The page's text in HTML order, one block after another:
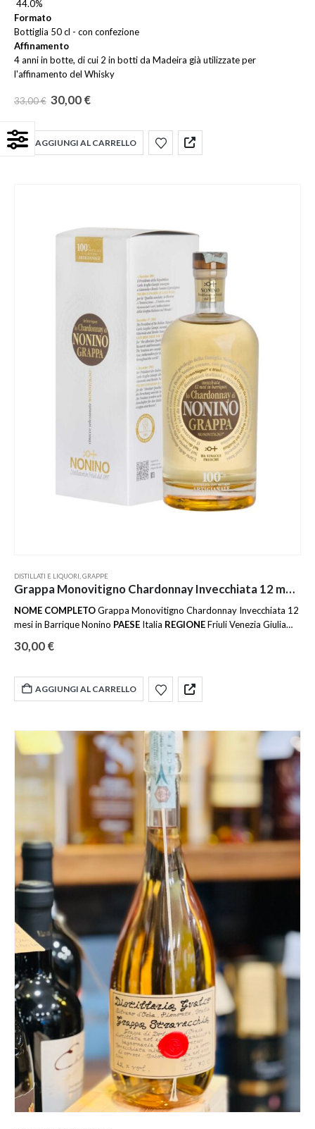
44.0%
Formato
Bottiglia 50 cl - con confezione
Affinamento
4 anni in botte, di cui 2 in botti da Madeira già utilizzate per
l'affinamento del Whisky
33,00€ 30,00 €
AGGIUNGI AL CARRELLO
DISTILLATI E LIQUORI GRAPPE
Grappa Monovitigno Chardonnay Invecchiata 12 mesi in Barrique Nonino
NOME COMPLETOGrappa Monovitigno Chardonnay Invecchiata 12
mesi in Barrique Nonino PAESE Italia REGIONEFriuli Venezia Giulia
Cioccolato, Mandorla, Pane, Pasticceria, Vaniglia
30,00 €
AGGIUNGI AL CARRELLO